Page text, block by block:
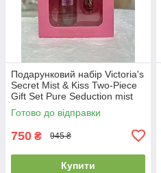
Подарунковий набір Victoria's
Secret Mist & Kiss Two-Piece
Gift Set Pure Seduction mist
75мл+ lip oil 3.2г
Готово до відправки
750 ₴ 945 ₴
Купити